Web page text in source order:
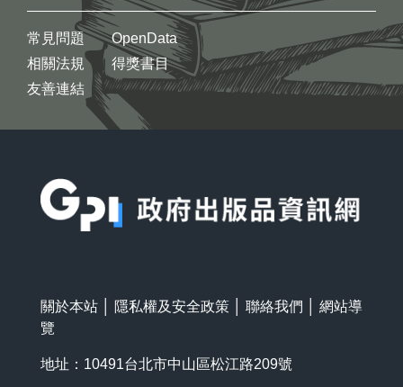
常見問題
相關法規
友善連結
OpenData
得獎書目
關於本站 隱私權及安全政策 聯絡我們
網站導
覽
地址：10491台北市中山區松江路209號